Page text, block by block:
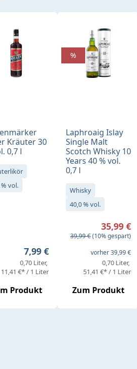
Kräuter 30
0,7 l
vol.
Regulärer Preis:
7,99 €
0,70 Liter
11,41 €* / 1 Liter
Produkt
Laphroaig Islay
Single Malt
Scotch Whisky 10
Years 40 % vol.
0,7 l
Whisky
40,0 % vol.
Verkaufspreis:
35,99 €
Regulärer Preis:
39,99 €(10% gespart)
vorher 39,99 €
0,70 Liter
51,41 €* / 1 Liter
Zum Produkt
%